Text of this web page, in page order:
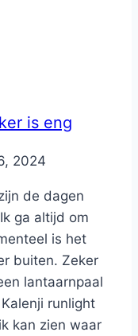
is eng
2024
de dagen
ga altijd om
is het
buiten. Zeker
lantaarnpaal
runlight
kan zien waar